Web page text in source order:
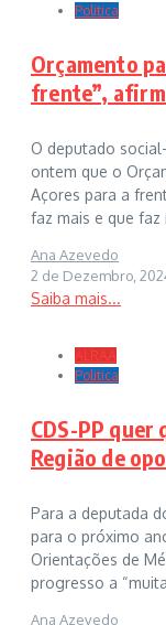
Politica
Orçamento
frente”,
O deputado
ontem que o
Açores para a
faz mais e que faz
Ana Azevedo
2 de Dezembro,
Saiba mais...
ALRAA
Politica
CDS-PP quer
Região de
Para a deputada
para o próximo
Orientações de
progresso a
Ana Azevedo